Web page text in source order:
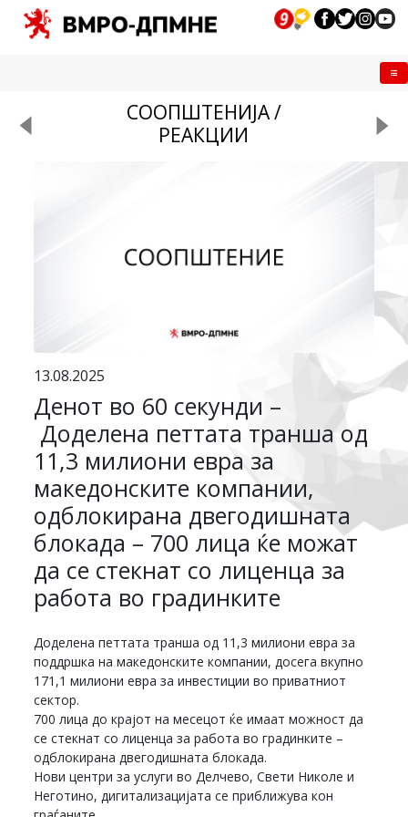
СООПШТЕНИЈА /
РЕАКЦИИ
13.08.2025
Денот во 60 секунди –
Доделена петтата транша од
11,3 милиони евра за
македонските компании,
одблокирана двегодишната
блокада – 700 лица ќе можат
да се стекнат со лиценца за
работа во градинките
Доделена петтата транша од 11,3 милиони евра за
поддршка на македонските компании, досега вкупно
171,1 милиони евра за инвестиции во приватниот
сектор.
700 лица до крајот на месецот ќе имаат можност да
се стекнат со лиценца за работа во градинките –
одблокирана двегодишната блокада.
Нови центри за услуги во Делчево, Свети Николе и
Неготино, дигитализацијата се приближува кон